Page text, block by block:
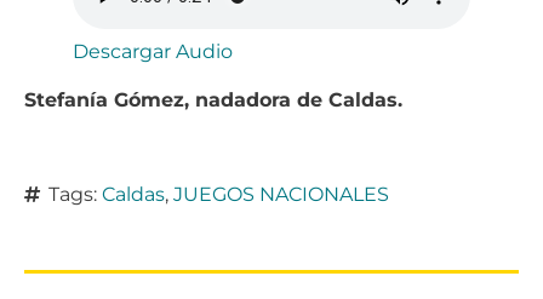
Descargar Audio
Stefanía Gómez, nadadora de Caldas.
Tags: Caldas, JUEGOS NACIONALES